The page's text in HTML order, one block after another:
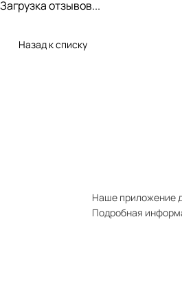
Загрузка отзывов...
Назад к списку
Наше приложение
Подробная